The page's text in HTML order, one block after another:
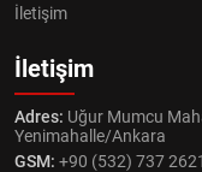
İletişim
İletişim
Adres: Uğur Mumcu
Yenimahalle/Ankara
GSM: +90 (532) 737 2621